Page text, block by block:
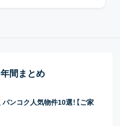
年間まとめ
ンコク人気物件10選！【ご家